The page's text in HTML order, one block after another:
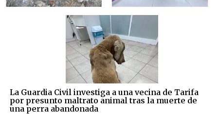
La Guardia Civil investiga a una vecina de Tarifa
por presunto maltrato animal tras la muerte de
una perra abandonada